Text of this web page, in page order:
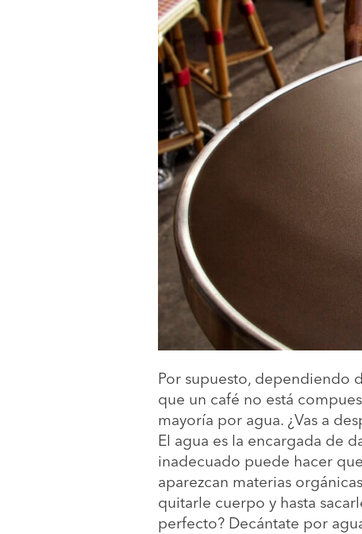
Por supuesto, dependiendo
que un café no está
mayoría por agua. ¿Vas a
El agua es la encargada de
inadecuado puede hacer
aparezcan materias
quitarle cuerpo y hasta
perfecto? Decántate por